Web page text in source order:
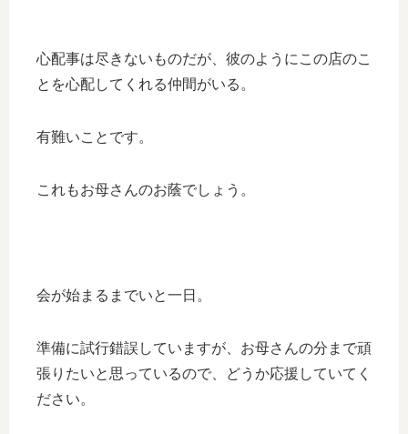
心配事は尽きないものだが、彼のようにこの店のこ
とを心配してくれる仲間がいる。
有難いことです。
これもお母さんのお蔭でしょう。
会が始まるまでいと一日。
準備に試行錯誤していますが、お母さんの分まで頑
張りたいと思っているので、どうか応援していてく
ださい。